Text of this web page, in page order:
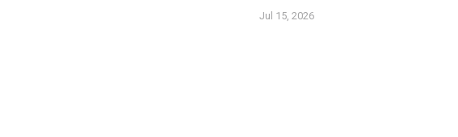
Jul 15, 2026